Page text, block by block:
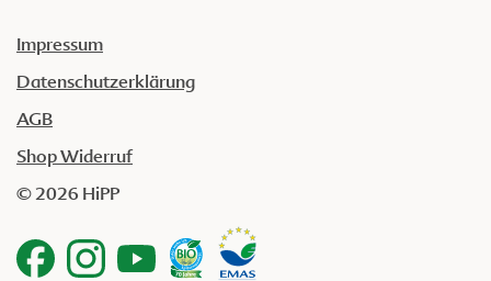
Impressum
Datenschutzerklärung
AGB
Shop Widerruf
© 2026 HiPP